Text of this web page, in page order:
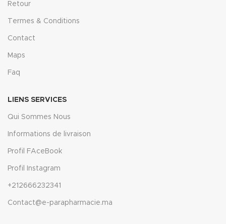
Retour
Termes & Conditions
Contact
Maps
Faq
LIENS SERVICES
Qui Sommes Nous
Informations de livraison
Profil FAceBook
Profil Instagram
+212666232341
Contact@e-parapharmacie.ma